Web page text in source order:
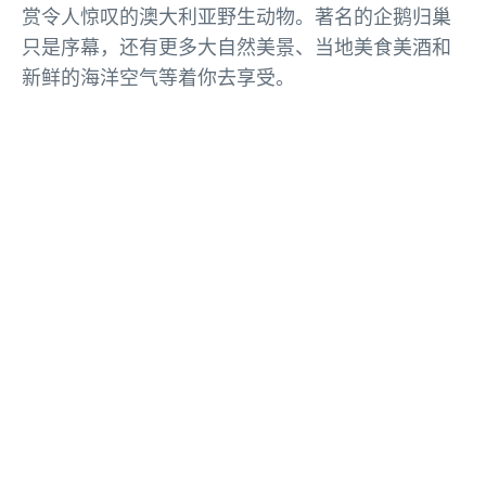
赏令人惊叹的澳大利亚野生动物。著名的企鹅归巢
只是序幕，还有更多大自然美景、当地美食美酒和
新鲜的海洋空气等着你去享受。